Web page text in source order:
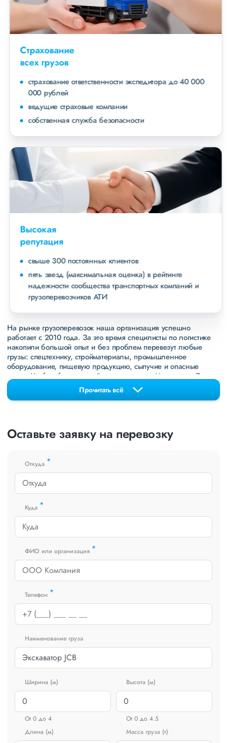
Страхование
всех грузов
страхование ответственности экспедитора до 40 000
000 рублей
ведущие страховые компании
собственная служба безопасности
Высокая
репутация
свыше 300 постоянных клиентов
пять звезд (максимальная оценка) в рейтинге
надежности сообщества транспортных компаний и
грузоперевозчиков АТИ
На рынке грузоперевозок наша организация успешно
работает с 2010 года. За это время специлисты по логистике
накопили большой опыт и без проблем перевезут любые
грузы: спецтехнику, стройматериалы, промышленное
оборудование, пищевую продукцию, сыпучие и опасные
грузы. Чтобы убедиться зайдите в раздел
«Наш опыт»
. Там
свежие примеры перевозок, которые обновляются несколько
раз в неделю. Также недавно мы запустили новые
направления вДНРиЛНР. Предоставляем все стандартные
экспедирование. За каждым клиентом закреплен менеджер,
который сообщит о текущем статусе вашего груза. Чтобы
сайте или звоните по номеру
РФ).
Прочитать всё
Оставьте заявку на перевозку
Откуда *
Куда *
ФИО или организация *
Телефон *
Наименование груза
Ширина (м)
От 0 до 4
Высота (м)
От 0 до 4.5
Длина (м)
Масса груза (т)